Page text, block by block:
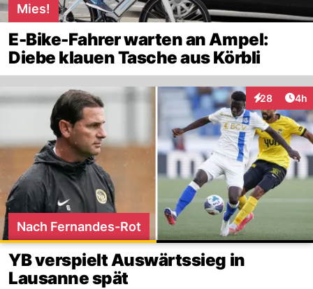
Mies!
E-Bike-Fahrer warten an Ampel:
Diebe klauen Tasche aus Körbli
28
Interaktionen
4h
Nach Fernandes-Rot
YB verspielt Auswärtssieg in
Lausanne spät